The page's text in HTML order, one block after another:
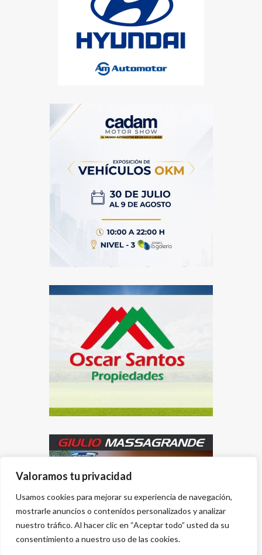
Valoramos tu privacidad
Usamos cookies para mejorar su experiencia de navegación,
mostrarle anuncios o contenidos personalizados y analizar
nuestro tráfico. Al hacer clic en “Aceptar todo” usted da su
consentimiento a nuestro uso de las cookies.